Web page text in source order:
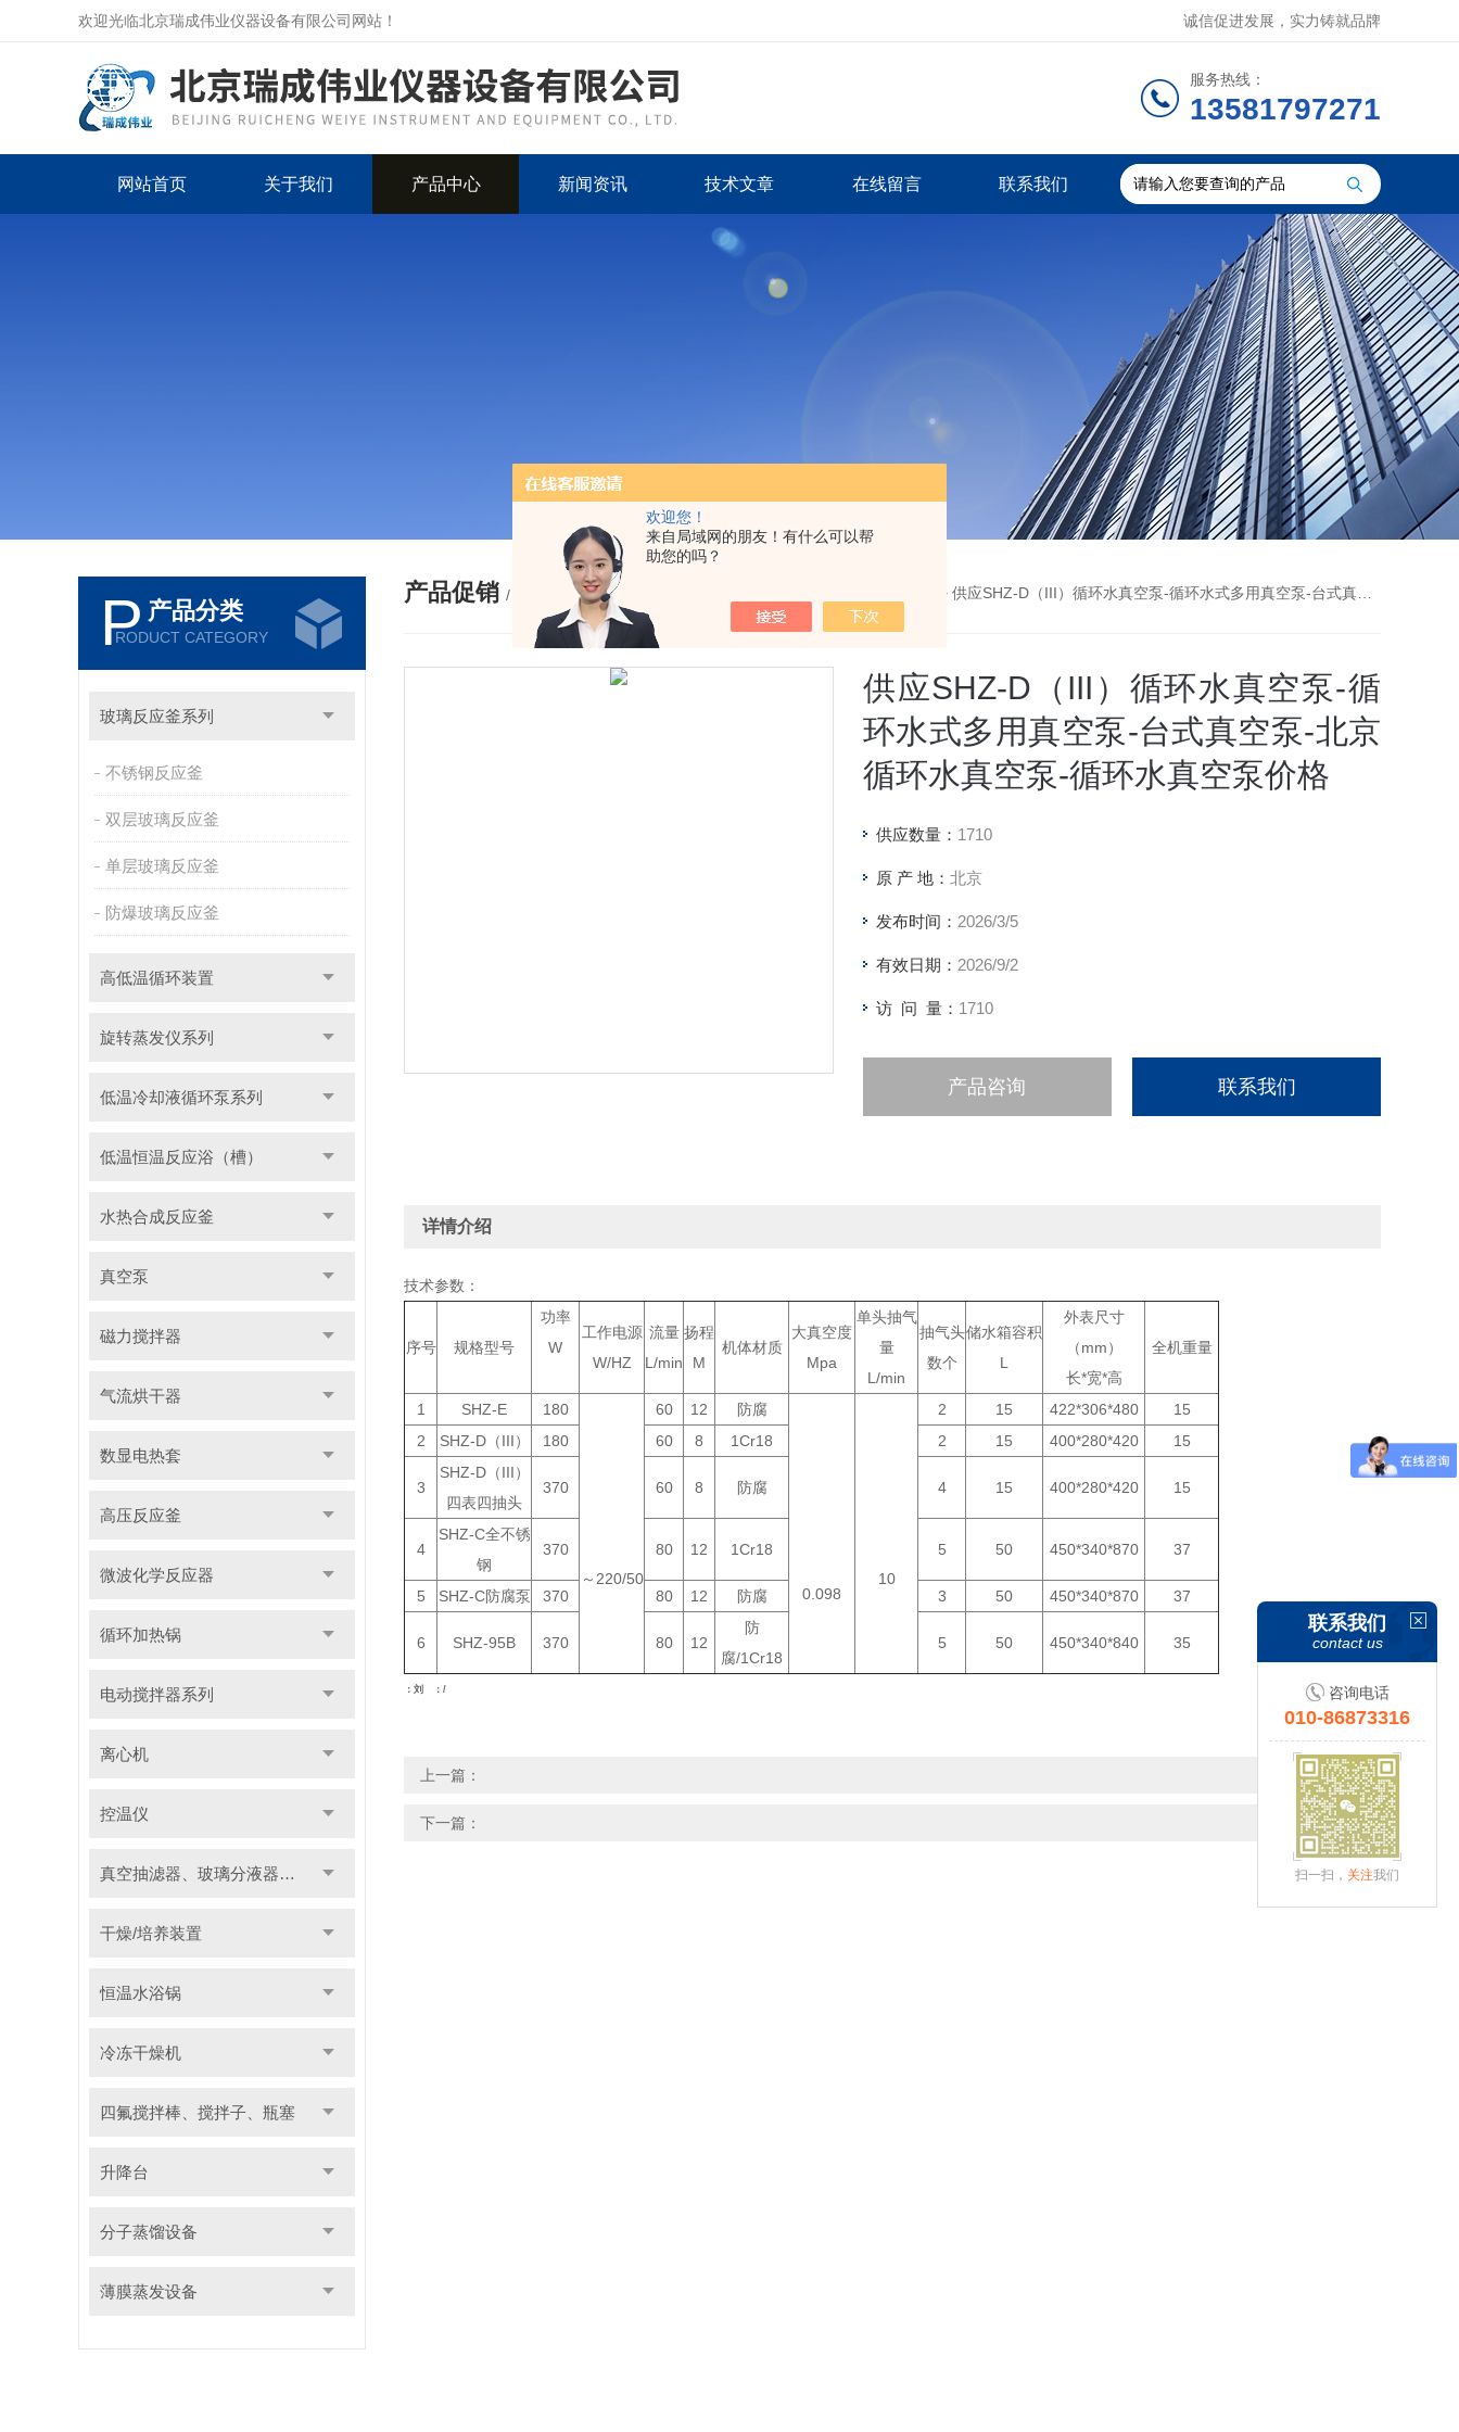
欢迎您！
来自局域网的朋友！有什么可以帮
助您的吗？
欢迎光临北京瑞成伟业仪器设备有限公司网站！ 诚信促进发展，实力铸就品牌
服务热线：
13581797271
网站首页 关于我们 产品中心 新闻资讯 技术文章 在线留言 联系我们
P 产品分类
RODUCT CATEGORY
玻璃反应釜系列
不锈钢反应釜
双层玻璃反应釜
单层玻璃反应釜
防爆玻璃反应釜
高低温循环装置
旋转蒸发仪系列
低温冷却液循环泵系列
低温恒温反应浴（槽）
水热合成反应釜
真空泵
磁力搅拌器
气流烘干器
数显电热套
高压反应釜
微波化学反应器
循环加热锅
电动搅拌器系列
离心机
控温仪
真空抽滤器、玻璃分液器系列
干燥/培养装置
恒温水浴锅
冷冻干燥机
四氟搅拌棒、搅拌子、瓶塞
升降台
分子蒸馏设备
薄膜蒸发设备
产品促销 / PRODUCTS > 供应SHZ-D（III）循环水真空泵-循环水式多用真空泵-台式真空泵-北京循环水真空泵-循环水真空泵价格
供应SHZ-D（III）循环水真空泵-循
环水式多用真空泵-台式真空泵-北京
循环水真空泵-循环水真空泵价格
供应数量： 1710
原 产 地： 北京
发布时间： 2026/3/5
有效日期： 2026/9/2
访 问 量： 1710
产品咨询 联系我们
详情介绍
技术参数：
序号 规格型号
功率
W
工作电源
W/HZ
流量
L/min
扬程
M
机体材质
大真空度
Mpa
单头抽气
量
L/min
抽气头
数个
储水箱容积
L
外表尺寸
（mm）
长*宽*高
全机重量
1 SHZ-E 180
～220/50
60 12 防腐
0.098
10
2 15 422*306*480
15
2
SHZ-D（III） 180 60 8 1Cr18 2 15 400*280*420 15
3
SHZ-D（III）
四表四抽头
370 60 8 防腐 4 15 400*280*420 15
4
SHZ-C全不锈
钢
370 80 12 1Cr18 5 50 450*340*870 37
5 SHZ-C防腐泵 370 80 12 防腐 3 50 450*340*870 37
6 SHZ-95B 370 80 12
防
腐/1Cr18
5 50 450*340*840 35
：刘 ：/
上一篇：
下一篇：
联系我们
contact us
咨询电话
010-86873316
扫一扫， 关注我们